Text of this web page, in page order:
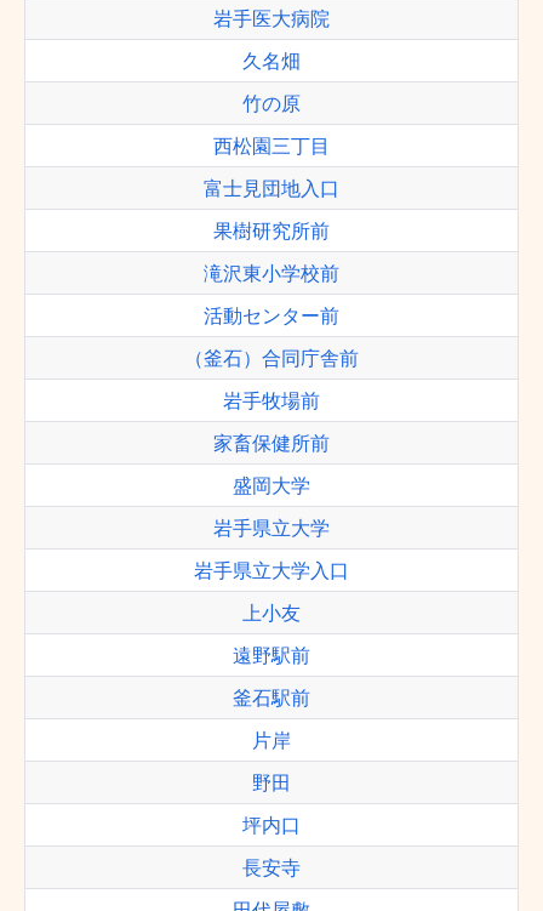
岩手医大病院
久名畑
竹の原
西松園三丁目
富士見団地入口
果樹研究所前
滝沢東小学校前
活動センター前
（釜石）合同庁舎前
岩手牧場前
家畜保健所前
盛岡大学
岩手県立大学
岩手県立大学入口
上小友
遠野駅前
釜石駅前
片岸
野田
坪内口
長安寺